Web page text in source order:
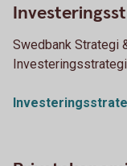
Swedbank Strategi